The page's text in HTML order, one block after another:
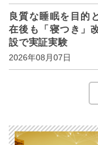
良質な睡眠を目的
在後も「寝つき」
設で実証実験
2026年08月07日